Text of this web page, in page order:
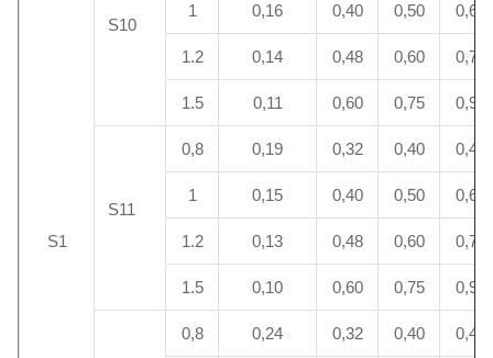
S1
S10
1 0,16 0,40 0,50 0,60
1.2 0,14 0,48 0,60 0,72
1.5 0,11 0,60 0,75 0,90
S11
0,8 0,19 0,32 0,40 0,48
1 0,15 0,40 0,50 0,60
1.2 0,13 0,48 0,60 0,72
1.5 0,10 0,60 0,75 0,90
0,8 0,24 0,32 0,40 0,48